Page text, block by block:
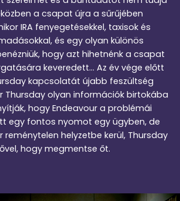
a csapat újra a sűrűjében
IRA fenyegetésekkel, taxisok és
és egy olyan különös
hogy azt hihetnénk a csapat
keveredett… Az év vége előtt
kapcsolatát újabb feszültség
Thursday olyan információk birtokába
hogy Endeavour a problémái
egy fontos nyomot egy ügyben, de
reménytelen helyzetbe kerül, Thursday
hogy megmentse őt.